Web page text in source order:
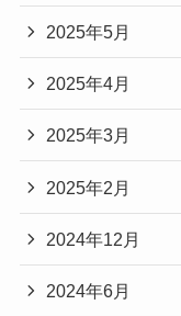
2025年5月
2025年4月
2025年3月
2025年2月
2024年12月
2024年6月